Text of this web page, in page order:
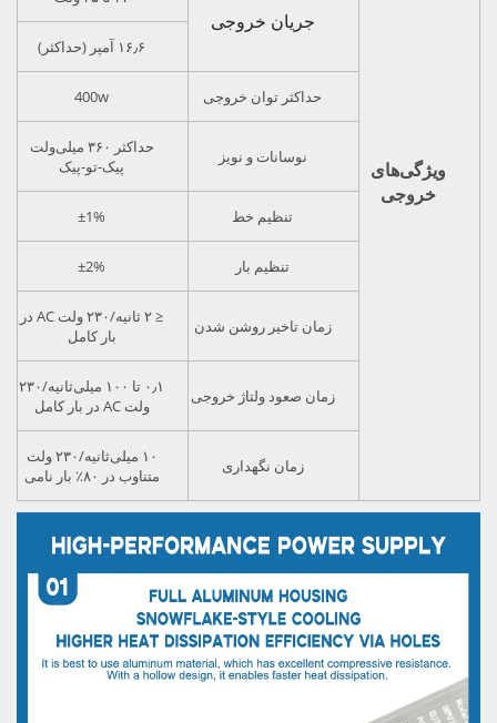
ویژگی‌های
خروجی
جریان خروجی
۱۶٫۶ آمپر (حداکثر)
حداکثر توان خروجی 400w
نوسانات و نویز
حداکثر ۳۶۰ میلی‌ولت
پیک-تو-پیک
تنظیم خط ±1%
تنظیم بار ±2%
زمان تاخیر روشن شدن
≤ ۲ ثانیه/۲۳۰ ولت AC در
بار کامل
زمان صعود ولتاژ خروجی
۰٫۱ تا ۱۰۰ میلی‌ثانیه/۲۳۰
ولت AC در بار کامل
زمان نگهداری
۱۰ میلی‌ثانیه‌/۲۳۰ ولت
متناوب در ۸۰٪ بار نامی